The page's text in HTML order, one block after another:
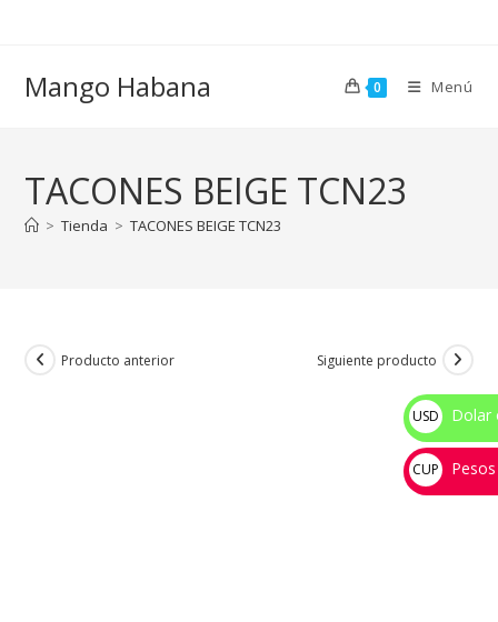
Mango Habana 0 Menú
TACONES BEIGE TCN23
> Tienda > TACONES BEIGE TCN23
Producto anterior Siguiente producto
USD
$
Dolar
CUP
💰
Pesos